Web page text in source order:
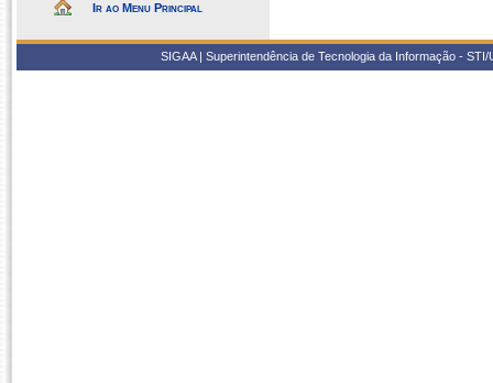
Ir ao Menu Principal
SIGAA | Superintendência de Tecnologia da Informação -